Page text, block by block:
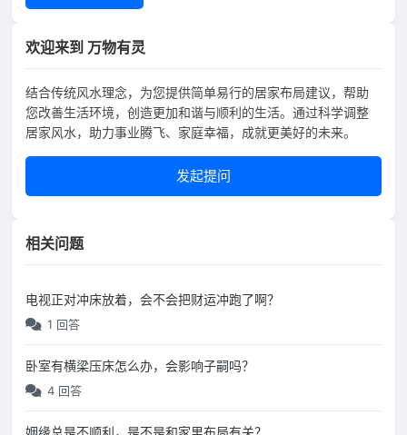
欢迎来到 万物有灵
结合传统风水理念，为您提供简单易行的居家布局建议，帮助
您改善生活环境，创造更加和谐与顺利的生活。通过科学调整
居家风水，助力事业腾飞、家庭幸福，成就更美好的未来。
发起提问
相关问题
电视正对冲床放着，会不会把财运冲跑了啊？
1 回答
卧室有横梁压床怎么办，会影响子嗣吗？
4 回答
姻缘总是不顺利，是不是和家里布局有关？